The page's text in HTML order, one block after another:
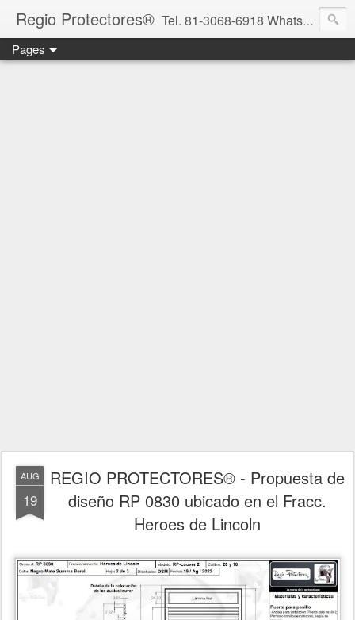
Regio Protectores® Tel. 81-3068-6918 WhatsApp 81-2636-2823 / 33-1145-3780 cotizacionregioprotectores@gmail.com / regioprotectores@gmail.com https://www.facebook.com/RegioProtectores/
Pages
AUG
19
REGIO PROTECTORES® - Propuesta de
diseño RP 0830 ubicado en el Fracc.
Heroes de Lincoln